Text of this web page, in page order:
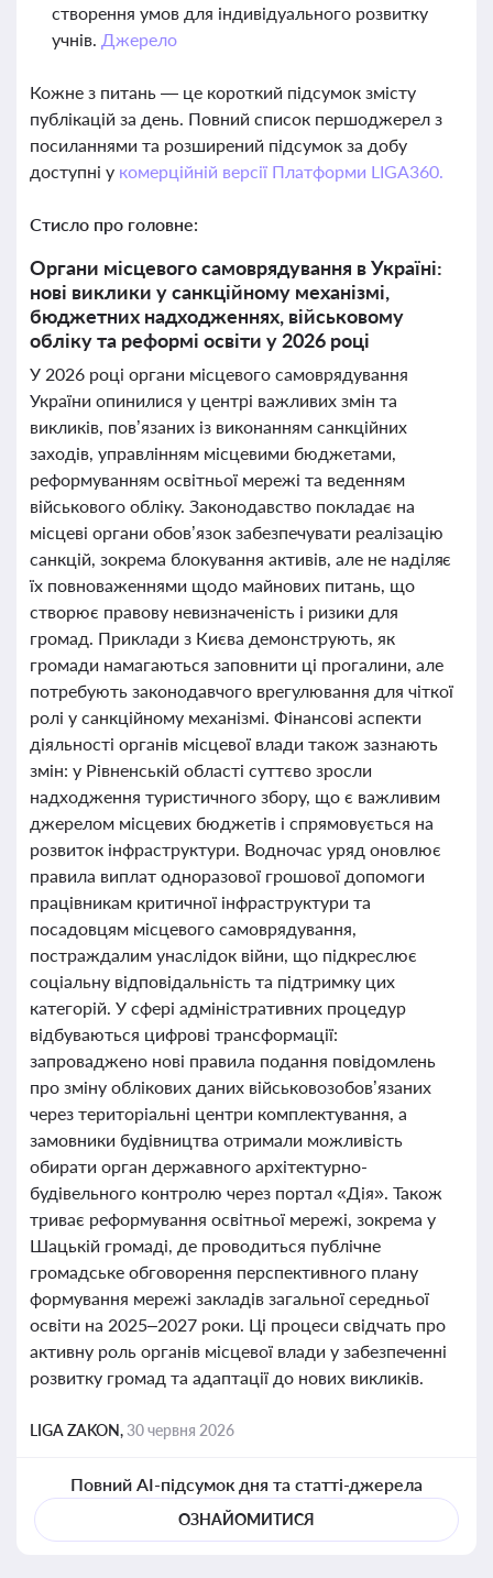
створення умов для індивідуального розвитку
учнів. Джерело
Кожне з питань — це короткий підсумок змісту
публікацій за день. Повний список першоджерел з
посиланнями та розширений підсумок за добу
доступні у комерційній версії Платформи LIGA360.
Стисло про головне:
Органи місцевого самоврядування в Україні:
нові виклики у санкційному механізмі,
бюджетних надходженнях, військовому
обліку та реформі освіти у 2026 році
У 2026 році органи місцевого самоврядування
України опинилися у центрі важливих змін та
викликів, пов’язаних із виконанням санкційних
заходів, управлінням місцевими бюджетами,
реформуванням освітньої мережі та веденням
військового обліку. Законодавство покладає на
місцеві органи обов’язок забезпечувати реалізацію
санкцій, зокрема блокування активів, але не наділяє
їх повноваженнями щодо майнових питань, що
створює правову невизначеність і ризики для
громад. Приклади з Києва демонструють, як
громади намагаються заповнити ці прогалини, але
потребують законодавчого врегулювання для чіткої
ролі у санкційному механізмі. Фінансові аспекти
діяльності органів місцевої влади також зазнають
змін: у Рівненській області суттєво зросли
надходження туристичного збору, що є важливим
джерелом місцевих бюджетів і спрямовується на
розвиток інфраструктури. Водночас уряд оновлює
правила виплат одноразової грошової допомоги
працівникам критичної інфраструктури та
посадовцям місцевого самоврядування,
постраждалим унаслідок війни, що підкреслює
соціальну відповідальність та підтримку цих
категорій. У сфері адміністративних процедур
відбуваються цифрові трансформації:
запроваджено нові правила подання повідомлень
про зміну облікових даних військовозобов’язаних
через територіальні центри комплектування, а
замовники будівництва отримали можливість
обирати орган державного архітектурно-
будівельного контролю через портал «Дія». Також
триває реформування освітньої мережі, зокрема у
Шацькій громаді, де проводиться публічне
громадське обговорення перспективного плану
формування мережі закладів загальної середньої
освіти на 2025–2027 роки. Ці процеси свідчать про
активну роль органів місцевої влади у забезпеченні
розвитку громад та адаптації до нових викликів.
LIGA ZAKON,30 червня 2026
Повний AI-підсумок дня та статті-джерела
ОЗНАЙОМИТИСЯ